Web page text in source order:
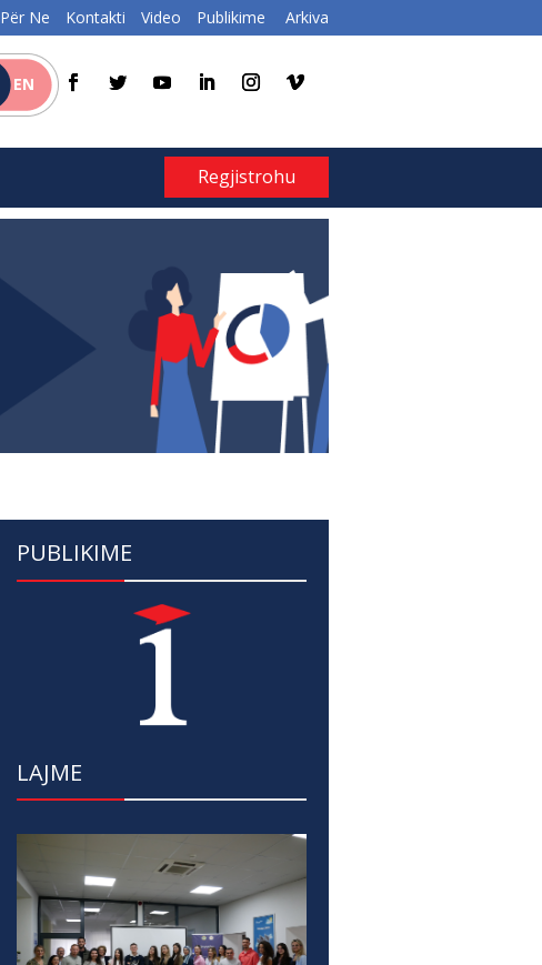
Për Ne Kontakti Video Publikime Arkiva
EN
Regjistrohu
PUBLIKIME
LAJME